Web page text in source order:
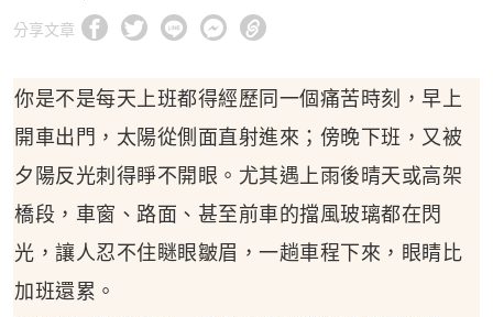
分享文章
你是不是每天上班都得經歷同一個痛苦時刻，早上
開車出門，太陽從側面直射進來；傍晚下班，又被
夕陽反光刺得睜不開眼。尤其遇上雨後晴天或高架
橋段，車窗、路面、甚至前車的擋風玻璃都在閃
光，讓人忍不住瞇眼皺眉，一趟車程下來，眼睛比
加班還累。